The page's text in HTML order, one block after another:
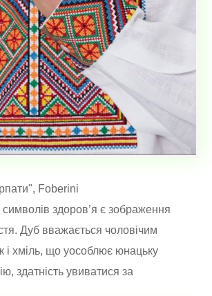
Foberini
здоров’я є зображення
Дуб вважається чоловічим
і хміль, що уособлює юнацьку
здатність увиватися за